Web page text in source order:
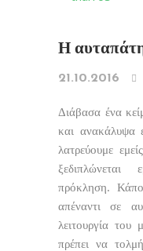
Η
21.10.2016
Διάβασα ένα
και ανακάλυψα
λατρεύουμε
ξεδιπλώνεται
πρόκληση.
απέναντι σε
λειτουργία του
πρέπει να